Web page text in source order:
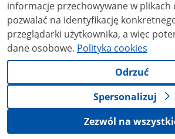
(nie dokonuje np. zmiany rezerwacji
odwołany zostanie lot),
nie pośredniczy w uzyskaniu zgody
w poszukiwaniu miejsca
nie podejmuje interwencji w
wynikających z niewywiązywania się
Ciebie umów cywilnoprawnych
stosunku pracy, zakupu usług
lotniczego, itp.).
informacje przechowywane w plikach
pozwalać na identyfikację
przeglądarki użytkownika, a więc
dane osobowe. Polityka cookies
Odrzuć
Spersonalizuj
Zezwól na